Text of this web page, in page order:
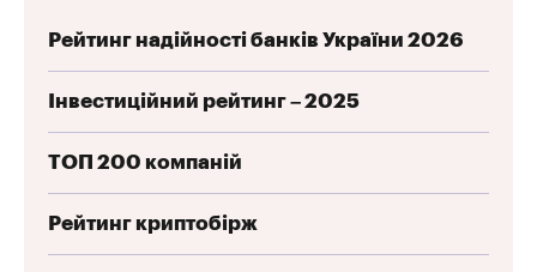
Рейтинг надійності банків України 2026
Інвестиційний рейтинг – 2025
ТОП 200 компаній
Рейтинг криптобірж